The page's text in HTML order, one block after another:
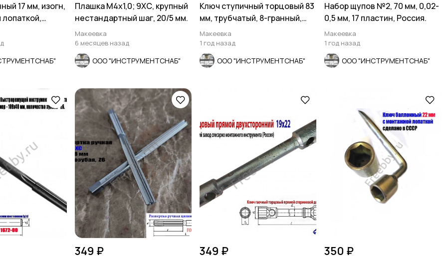
17 мм, изогн,
СССР.
Плашка М4х1,0; 9ХС, крупный
нестандартный шаг, 20/5 мм.
Макеевка
6 месяцев назад
ООО "ИНСТРУМЕНТСНАБ"
Ключ ступичный торцовый 83
мм, трубчатый, 8-гранный,
длина 60 мм, СССР
Макеевка
1 год назад
ООО "ИНСТРУМЕНТСНАБ"
Набор щупов №2, 70 мм, 0,02-
0,5 мм, 17 пластин, Россия.
Макеевка
1 год назад
ООО "ИНСТРУМЕНТСНАБ"
349 ₽ 349 ₽ 350 ₽